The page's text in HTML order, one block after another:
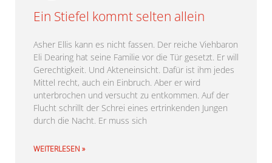
Ein Stiefel kommt selten allein
Asher Ellis kann es nicht fassen. Der reiche Viehbaron
Eli Dearing hat seine Familie vor die Tür gesetzt. Er will
Gerechtigkeit. Und Akteneinsicht. Dafür ist ihm jedes
Mittel recht, auch ein Einbruch. Aber er wird
unterbrochen und versucht zu entkommen. Auf der
Flucht schrillt der Schrei eines ertrinkenden Jungen
durch die Nacht. Er muss sich
WEITERLESEN »